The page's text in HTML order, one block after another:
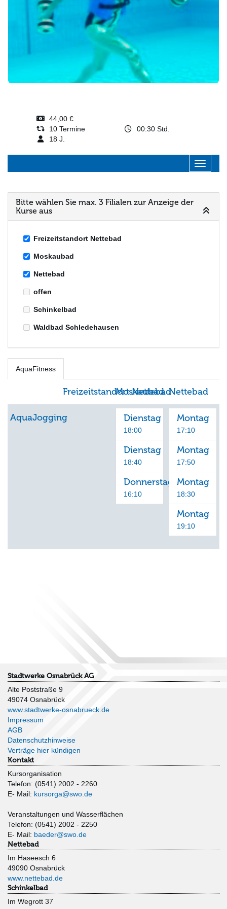
44,00 €
10 Termine
00:30 Std.
18 J.
Bitte wählen Sie max. 3 Filialen zur Anzeige der
Kurse aus
Freizeitstandort Nettebad
Moskaubad
Nettebad
offen
Schinkelbad
Waldbad Schledehausen
AquaFitness
Freizeitstandort Nettebad
Moskaubad Nettebad
AquaJogging Dienstag
18:00
Dienstag
18:40
Donnerstag
16:10
Montag
17:10
Montag
17:50
Montag
18:30
Montag
19:10
Stadtwerke Osnabrück AG
Alte Poststraße 9
49074 Osnabrück
www.stadtwerke-osnabrueck.de
Impressum
AGB
Datenschutzhinweise
Verträge hier kündigen
Kontakt
Kursorganisation
Telefon: (0541) 2002 - 2260
E- Mail: kursorga@swo.de
Veranstaltungen und Wasserflächen
Telefon: (0541) 2002 - 2250
E- Mail: baeder@swo.de
Nettebad
Im Haseesch 6
49090 Osnabrück
www.nettebad.de
Schinkelbad
Im Wegrott 37